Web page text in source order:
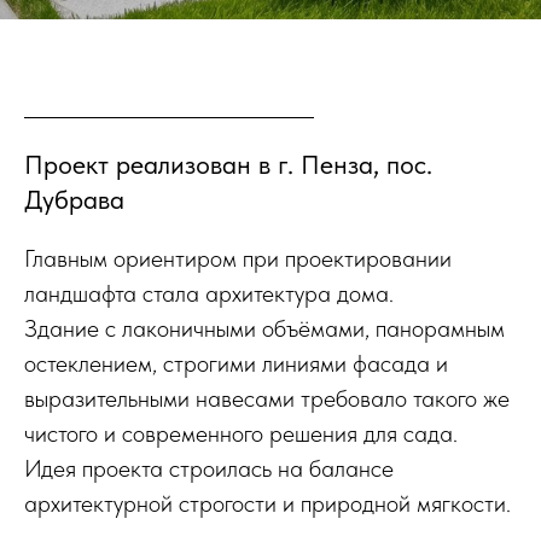
Проект реализован в г. Пенза, пос.
Дубрава
Главным ориентиром при проектировании
ландшафта стала архитектура дома.
Здание с лаконичными объёмами, панорамным
остеклением, строгими линиями фасада и
выразительными навесами требовало такого же
чистого и современного решения для сада.
Идея проекта строилась на балансе
архитектурной строгости и природной мягкости.